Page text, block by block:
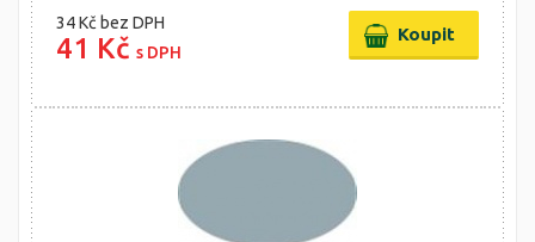
34 Kč bez DPH
41 Kč s DPH